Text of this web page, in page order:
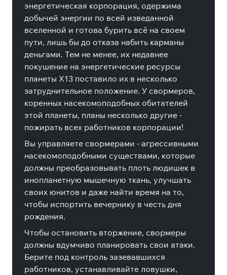
энергетическая корпорация, одержима
добычей энергии по всей изведанной
вселенной и готова бурить всё на своем
пути, лишь бы до отказа набить карманы
деньгами. Тем не менее, их недавнее
покушение на энергетические ресурсы
планеты X13 поставило их в несколько
затруднительное положение. У свормеров,
коренных насекомоподобных обитателей
этой планеты, планы несколько другие -
пожирать всех работников корпорации!
Вы управляете свормерами - агрессивными
насекомоподобными существами, которые
должны преобразовывать плоть людишек в
инопланетную мышечную ткань, улучшать
своих юнитов и даже найти время на то,
чтобы испортить вечернику в честь дня
рождения.
Чтобы остановить вторжение, свормеры
должны вдумчиво планировать свои атаки.
Берите под контроль зазевавшихся
работников, устанавливайте ловушки,